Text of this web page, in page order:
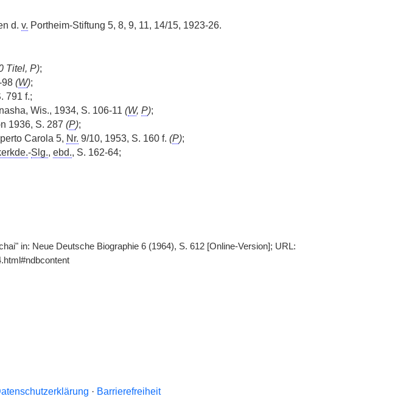
d. v. Portheim-Stiftung 5, 8, 9, 11, 14/15, 1923-26.
Titel, P);
98 (W);
791 f.;
Wis., 1934, S. 106-11 (W, P);
1936, S. 287 (P);
Carola 5, Nr. 9/10, 1953, S. 160 f. (P);
-Slg., ebd., S. 162-64;
in: Neue Deutsche Biographie 6 (1964), S. 612 [Online-Version]; URL:
· Barrierefreiheit